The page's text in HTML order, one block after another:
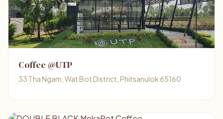
Coffee @UTP
33 Tha Ngam, Wat Bot District, Phitsanulok 65160